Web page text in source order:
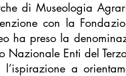
di Museologia
con la
ha preso la
Nazionale Enti del
l’ispirazione a